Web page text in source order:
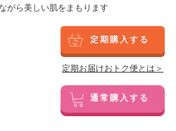
がら美しい肌をまもります
定期購入する
定期お届けおトク便とは＞
通常購入する